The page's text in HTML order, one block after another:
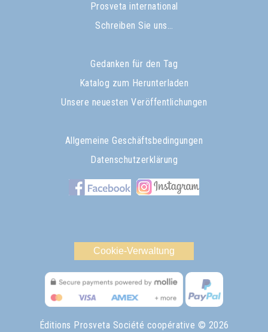
Prosveta international
Schreiben Sie uns…
Gedanken für den Tag
Katalog zum Herunterladen
Unsere neuesten Veröffentlichungen
Allgemeine Geschäftsbedingungen
Datenschutzerklärung
Cookie-Verwaltung
Éditions Prosveta Société coopérative © 2026